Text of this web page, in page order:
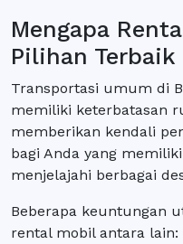
Mengapa
Pilihan
Transportasi umum di
memiliki keterbatasan
memberikan kendali
bagi Anda yang
menjelajahi berbagai
Beberapa keuntungan
rental mobil antara lain: